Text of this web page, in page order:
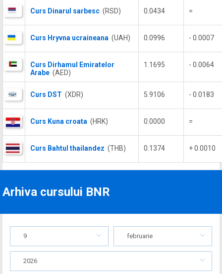
Curs Dinarul sarbesc (RSD) 0.0434 =
Curs Hryvna ucraineana (UAH) 0.0996 - 0.0007
Curs Dirhamul Emiratelor
Arabe (AED)
1.1695 - 0.0064
Curs DST (XDR) 5.9106 - 0.0183
Curs Kuna croata (HRK) 0.0000 =
Curs Bahtul thailandez (THB) 0.1374 + 0.0010
Arhiva cursului BNR
9 februarie
2026